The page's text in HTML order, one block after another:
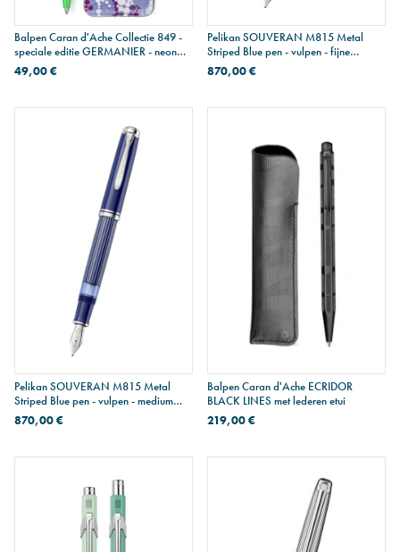
Balpen Caran d'Ache Collectie 849 -
speciale editie GERMANIER - neon
groen
49,00 €
Pelikan SOUVERAN M815 Metal
Striped Blue pen - vulpen - fijne
penpunt
870,00 €
Pelikan SOUVERAN M815 Metal
Striped Blue pen - vulpen - medium
penpunt
870,00 €
Balpen Caran d'Ache ECRIDOR
BLACK LINES met lederen etui
219,00 €